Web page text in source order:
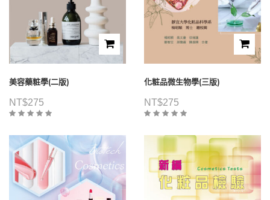
美容藥粧學(二版)
NT$275
化粧品微生物學(三版)
NT$275